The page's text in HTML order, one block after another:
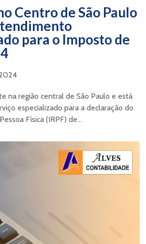
Centro de São Paulo
para o Imposto de
na região central de São Paulo e está
especializado para a declaração do
Física (IRPF) de...